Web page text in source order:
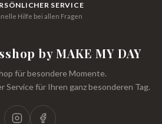
SERVICE
Hilfe bei allen Fragen
by MAKE MY DAY
für besondere Momente.
Service für Ihren ganz besonderen Tag.